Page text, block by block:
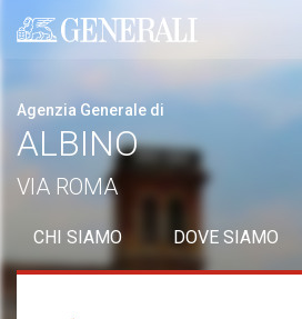
Generali logo
Agenzia Generale di
ALBINO
VIA ROMA
CHI SIAMO DOVE SIAMO